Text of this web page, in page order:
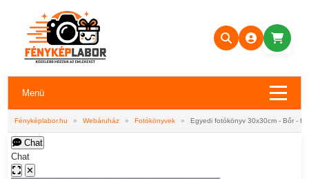
Menü
Fényképlabor.hu » Webáruház » Fotókönyvek » Egyedi fotókönyv 30x30cm - Bőr -
Chat
Chat
✕